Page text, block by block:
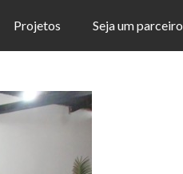
Projetos Seja um parceiro